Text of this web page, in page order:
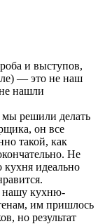
и выступов,
— это не наш
нашли
мы решили делать
он все
такой, как
Не
идеально
нашу кухню-
им пришлось
но результат